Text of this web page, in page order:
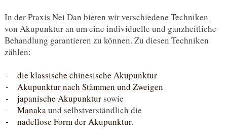
In der Praxis Nei Dan bieten wir verschiedene Techniken
von Akupunktur an um eine individuelle und ganzheitliche
Behandlung garantieren zu können. Zu diesen Techniken
zählen:
die klassische chinesische Akupunktur
Akupunktur nach Stämmen und Zweigen
japanische Akupunktursowie
Manakaund selbstverständlich die
nadellose Form der Akupunktur.